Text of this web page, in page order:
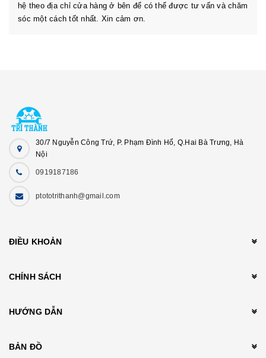
hệ theo địa chỉ cửa hàng ở bên để có thể được tư vấn và chăm
sóc một cách tốt nhất. Xin cảm ơn.
30/7 Nguyễn Công Trứ, P. Phạm Đình Hổ, Q.Hai Bà Trưng, Hà
Nội
0919187186
ptototrithanh@gmail.com
ĐIỀU KHOẢN
CHÍNH SÁCH
HƯỚNG DẪN
BẢN ĐỒ